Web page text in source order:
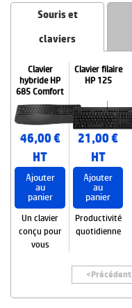
Souris et
claviers
Clavier
hybride HP
685 Comfort
Clavier filaire
HP 125
46,00 €
HT
21,00 €
HT
Ajouter
au
panier
Ajouter
au
panier
Un clavier
conçu pour
vous
Productivité
quotidienne
<Précédent